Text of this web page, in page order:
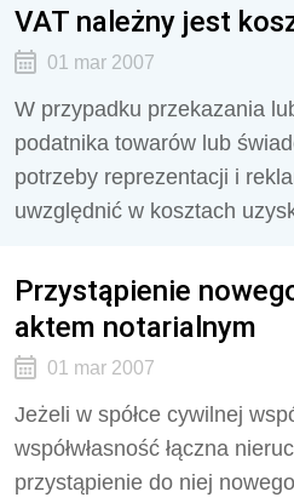
VAT należny jest
01 mar 2007
W przypadku przekazania
podatnika towarów lub
potrzeby reprezentacji i
uwzględnić w kosztach
Przystąpienie
aktem notarialnym
01 mar 2007
Jeżeli w spółce cywilnej
współwłasność łączna
przystąpienie do niej